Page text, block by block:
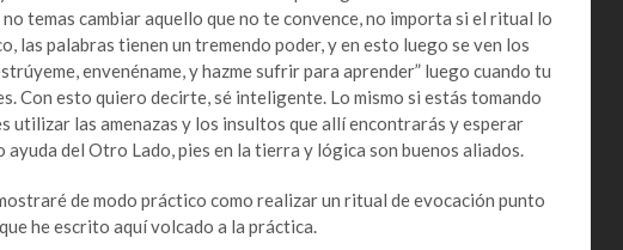
temas cambiar aquello que no te convence, no importa si el ritual lo
las palabras tienen un tremendo poder, y en esto luego se ven los
envenéname, y hazme sufrir para aprender” luego cuando tu
Con esto quiero decirte, sé inteligente. Lo mismo si estás tomando
utilizar las amenazas y los insultos que allí encontrarás y esperar
del Otro Lado, pies en la tierra y lógica son buenos aliados.
de modo práctico como realizar un ritual de evocación punto
he escrito aquí volcado a la práctica.